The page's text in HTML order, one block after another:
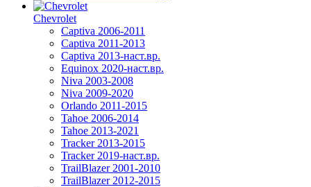
Chevrolet
Captiva 2006-2011
Captiva 2011-2013
Captiva 2013-наст.вр.
Equinox 2020-наст.вр.
Niva 2003-2008
Niva 2009-2020
Orlando 2011-2015
Tahoe 2006-2014
Tahoe 2013-2021
Tracker 2013-2015
Tracker 2019-наст.вр.
TrailBlazer 2001-2010
TrailBlazer 2012-2015